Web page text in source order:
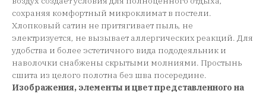
сохраняя комфортный микроклимат в постели.
Хлопковый сатин не притягивает пыль, не
электризуется, не вызывает аллергических реакций. Для
удобства и более эстетичного вида пододеяльник и
наволочки снабжены скрытыми молниями. Простынь
сшита из целого полотна без шва посередине.
Изображения, элементы и цвет представленного на